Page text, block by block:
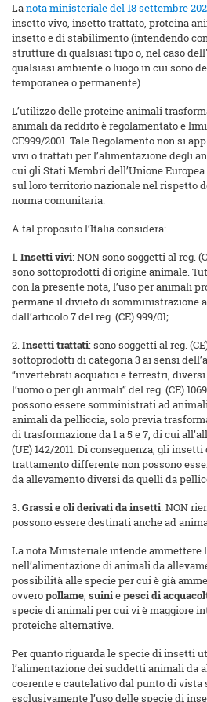
Lanota ministeriale del 18 settembre
insetto vivo, insetto trattato, proteina
insetto e di stabilimento (intendendo
strutture di qualsiasi tipo o, nel caso
qualsiasi ambiente o luogo in cui sono
temporanea o permanente).
L’utilizzo delle proteine animali
animali da reddito è regolamentato e
CE999/2001. Tale Regolamento non si
vivi o trattati per l’alimentazione degli
cui gli Stati Membri dell’Unione
sul loro territorio nazionale nel rispetto
norma comunitaria.
A tal proposito l’Italia considera:
1.Insetti vivi: NON sono soggetti al reg.
sono sottoprodotti di origine animale.
con la presente nota, l’uso per animali
permane il divieto di somministrazione
dall’articolo 7 del reg. (CE) 999/01;
2.Insetti trattati: sono soggetti al reg.
sottoprodotti di categoria 3 ai sensi
“invertebrati acquatici e terrestri,
l’uomo o per gli animali” del reg. (CE)
possono essere somministrati ad
animali da pelliccia, solo previa
di trasformazione da 1 a 5 e 7, di cui
(UE) 142/2011. Di conseguenza, gli
trattamento differente non possono
da allevamento diversi da quelli da
3.Grassi e oli derivati da insetti: NON
possono essere destinati anche ad
La nota Ministeriale intende ammettere
nell’alimentazione di animali da
possibilità alle specie per cui è già
ovveropollame, suiniepesci di
specie di animali per cui vi è maggiore
proteiche alternative.
Per quanto riguarda le specie di insetti
l’alimentazione dei suddetti animali da
coerente e cautelativo dal punto di vista
esclusivamente l’uso delle specie di